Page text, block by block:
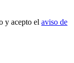
y acepto el aviso de